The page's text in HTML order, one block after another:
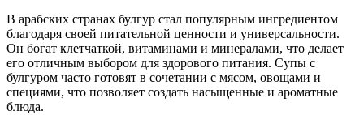
В арабских странах булгур стал популярным ингредиентом
благодаря своей питательной ценности и универсальности.
Он богат клетчаткой, витаминами и минералами, что делает
его отличным выбором для здорового питания. Супы с
булгуром часто готовят в сочетании с мясом, овощами и
специями, что позволяет создать насыщенные и ароматные
блюда.